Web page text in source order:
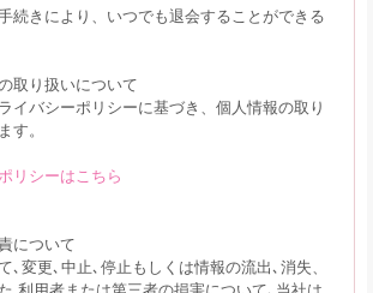
続きにより、いつでも退会することができる
取り扱いについて
イバシーポリシーに基づき、個人情報の取り
す。
リシーはこちら
について
､変更､中止､停止もしくは情報の流出､消失、